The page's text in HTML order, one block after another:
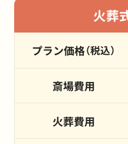
火葬
プラン価格（税込）
斎場費用
火葬費用